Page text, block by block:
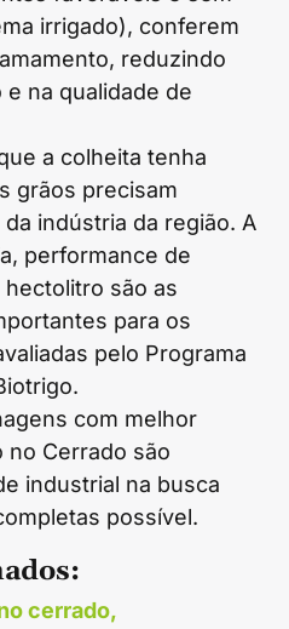
irrigado), conferem
reduzindo
na qualidade de
a colheita tenha
grãos precisam
indústria da região. A
performance de
são as
para os
pelo Programa
com melhor
no Cerrado são
industrial na busca
possível.
cerrado,